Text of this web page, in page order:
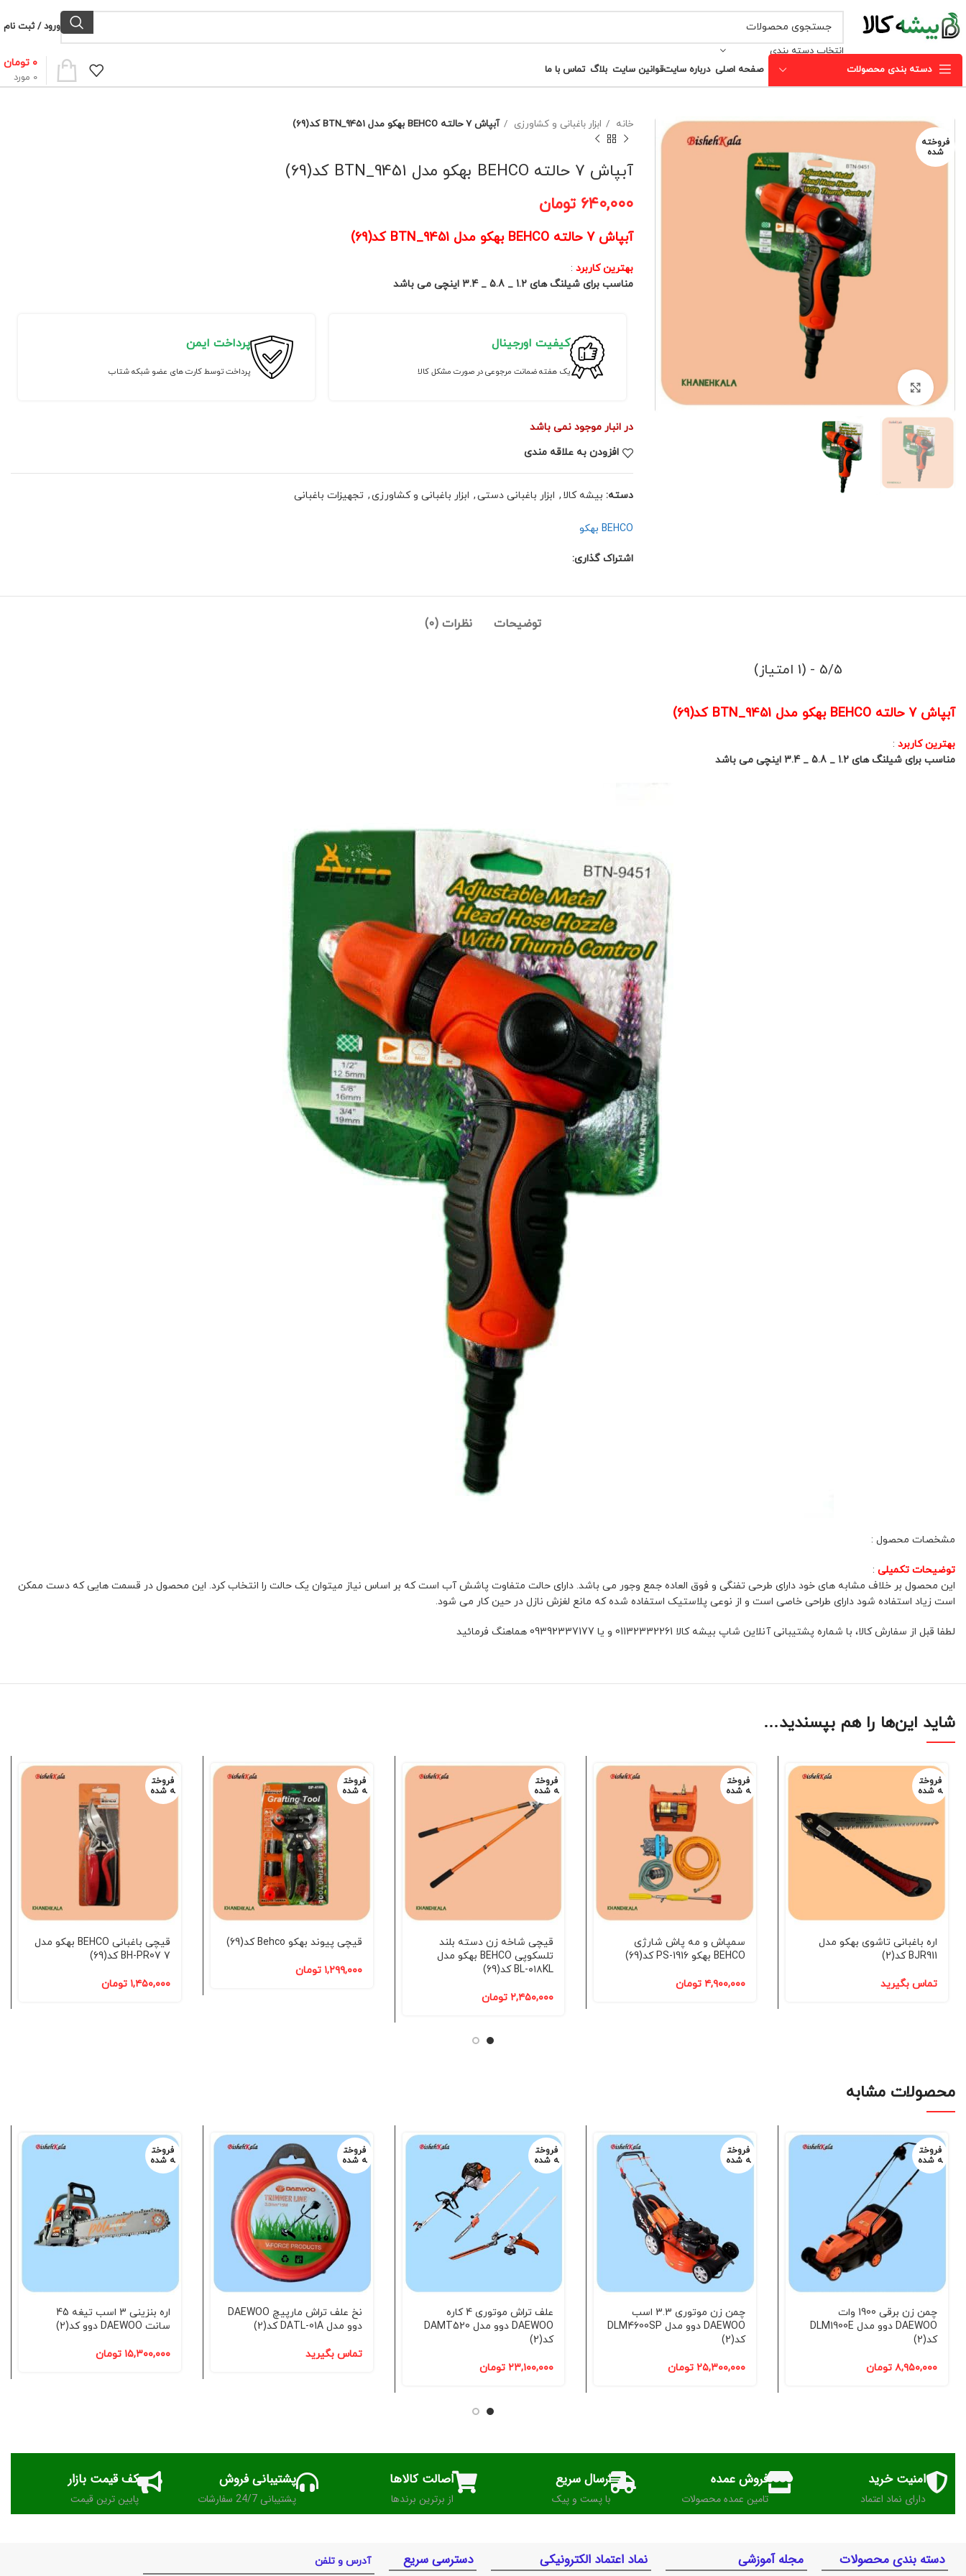
انتخاب دسته بندی
ورود / ثبت نام
دسته بندی محصولات صفحه اصلی درباره سایتقوانین سایت بلاگ تماس با ما
0 مورد
۰ تومان
فروخته
شده
خانه ابزار باغبانی و کشاورزی آبپاش 7 حالته BEHCO بهکو مدل BTN_9451 کد(69)
آبپاش 7 حالته BEHCO بهکو مدل BTN_9451 کد(69)
۶۴۰,۰۰۰ تومان
آبپاش 7 حالته BEHCO بهکو مدل BTN_9451 کد(69)
بهترین کاربرد :
مناسب برای شیلنگ های 1.2 _ 5.8 _ 3.4 اینچی می باشد
کیفیت اورجینال
یک هفته ضمانت مرجوعی در صورت مشکل کالا
پرداخت ایمن
پرداخت توسط کارت های عضو شبکه شتاب
در انبار موجود نمی باشد
افزودن به علاقه مندی
دسته: بیشه کالا , ابزار باغبانی دستی, ابزار باغبانی و کشاورزی, تجهیزات باغبانی
BEHCO بهکو
اشتراک گذاری:
توضیحات نظرات (0)
5/5 - (1 امتیاز)
آبپاش 7 حالته BEHCO بهکو مدل BTN_9451 کد(69)
بهترین کاربرد :
مناسب برای شیلنگ های 1.2 _ 5.8 _ 3.4 اینچی می باشد
مشخصات محصول :
توضیحات تکمیلی :
این محصول بر خلاف مشابه های خود دارای طرحی تفنگی و فوق العاده جمع وجور می باشد. دارای حالت متفاوت پاشش آب است که بر اساس نیاز میتوان یک حالت را انتخاب کرد. این محصول در قسمت هایی که دست ممکن
است زیاد استفاده شود دارای طراحی خاصی است و از نوعی پلاستیک استفاده شده که مانع لغزش نازل در حین کار می شود.
لطفا قبل از سفارش کالا، با شماره پشتیبانی آنلاین شاپ بیشه کالا 01132332261 و یا 09392337177 هماهنگ فرمائید
شاید این‌ها را هم بپسندید…
فروخت
ه شده
اره باغبانی تاشوی بهکو مدل
BJR911 کد(2)
تماس بگیرید
فروخت
ه شده
سمپاش و مه پاش شارژی
BEHCO بهکو PS-1916 کد(69)
۴,۹۰۰,۰۰۰ تومان
فروخت
ه شده
قیچی شاخه زن دسته بلند
تلسکوپی BEHCO بهکو مدل
BL-۰۱۸KL کد(69)
۲,۴۵۰,۰۰۰ تومان
فروخت
ه شده
قیچی پیوند بهکو Behco کد(69)
۱,۲۹۹,۰۰۰ تومان
فروخت
ه شده
قیچی باغبانی BEHCO بهکو مدل
7 BH-PR07 کد(69)
۱,۴۵۰,۰۰۰ تومان
محصولات مشابه
فروخت
ه شده
چمن زن برقی 1900 وات
DAEWOO دوو مدل DLM1900E
کد(2)
۸,۹۵۰,۰۰۰ تومان
فروخت
ه شده
چمن زن موتوری 3.3 اسب
DAEWOO دوو مدل DLM4600SP
کد(2)
۲۵,۳۰۰,۰۰۰ تومان
فروخت
ه شده
علف تراش موتوری 4 کاره
DAEWOO دوو مدل DAMT520
کد(2)
۲۳,۱۰۰,۰۰۰ تومان
فروخت
ه شده
نخ علف تراش مارپیچ DAEWOO
دوو مدل DATL-01A کد(2)
تماس بگیرید
فروخت
ه شده
اره بنزینی 3 اسب تیغه 45
سانت DAEWOO دوو کد(2)
۱۵,۳۰۰,۰۰۰ تومان
امنیت خرید
دارای نماد اعتماد
فروش عمده
تامین عمده محصولات
ارسال سریع
با پست و پیک
اصالت کالاها
از برترین برندها
پشتیبانی فروش
پشتیبانی 24/7 سفارشات
کف قیمت بازار
پایین ترین قیمت
دسته بندی محصولات مجله آموزشی نماد اعتماد الکترونیکی دسترسی سریع آدرس و تلفن